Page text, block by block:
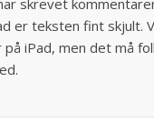
er teksten fint skjult.
iPad, men det må